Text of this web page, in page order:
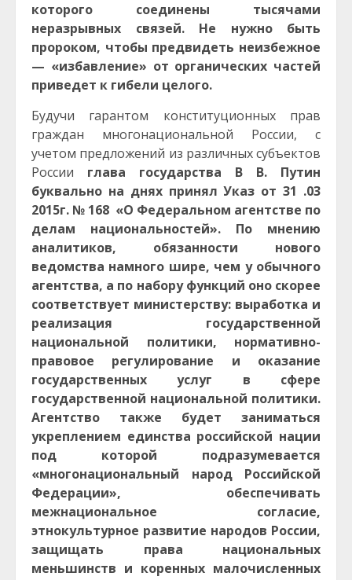
которого соединены тысячами
неразрывных связей. Не нужно быть
пророком, чтобы предвидеть неизбежное
— «избавление» от органических частей
приведет к гибели целого.
Будучи гарантом конституционных прав
граждан многонациональной России, с
учетом предложений из различных субъектов
России глава государства В В. Путин
буквально на днях принял Указ от 31 .03
2015г. № 168 «О Федеральном агентстве по
делам национальностей». По мнению
аналитиков, обязанности нового
ведомства намного шире, чем у обычного
агентства, а по набору функций оно скорее
соответствует министерству: выработка и
реализация государственной
национальной политики, нормативно-
правовое регулирование и оказание
государственных услуг в сфере
государственной национальной политики.
Агентство также будет заниматься
укреплением единства российской нации
под которой подразумевается
«многонациональный народ Российской
Федерации», обеспечивать
межнациональное согласие,
этнокультурное развитие народов России,
защищать права национальных
меньшинств и коренных малочисленных